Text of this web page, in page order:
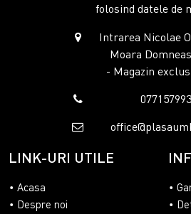
folosind datele de
Intrarea Nicolae
Moara
- Magazin
LINK-URI UTILE
Acasa
Despre noi